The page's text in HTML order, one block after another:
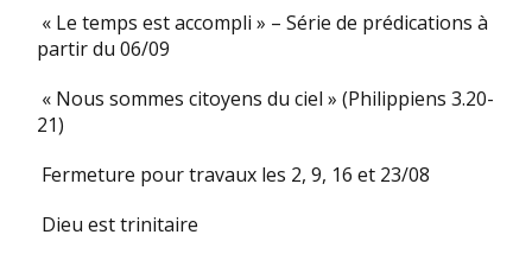
« Le temps est accompli » – Série de prédications à
partir du 06/09
« Nous sommes citoyens du ciel » (Philippiens 3.20-
21)
Fermeture pour travaux les 2, 9, 16 et 23/08
Dieu est trinitaire